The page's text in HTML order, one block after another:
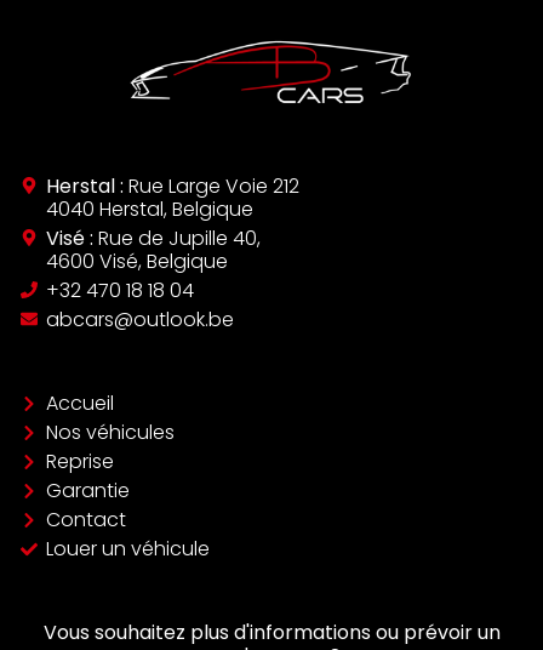
Herstal : Rue Large Voie 212
4040 Herstal, Belgique
Visé : Rue de Jupille 40,
4600 Visé, Belgique
‪+32 470 18 18 04‬
abcars@outlook.be
Accueil
Nos véhicules
Reprise
Garantie
Contact
Louer un véhicule
Vous souhaitez plus d'informations ou prévoir un